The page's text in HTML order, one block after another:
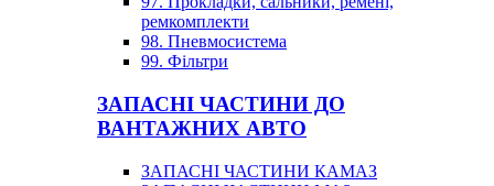
ремкомплекти
98. Пневмосистема
99. Фільтри
ЗАПАСНІ ЧАСТИНИ ДО
ВАНТАЖНИХ АВТО
ЗАПАСНІ ЧАСТИНИ КАМАЗ